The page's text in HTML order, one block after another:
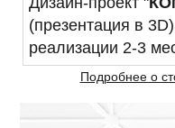
(презентация в
реализации 2-3
Подробнее о